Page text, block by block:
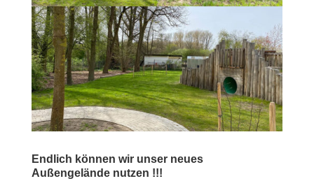
Endlich können wir unser neues
Außengelände nutzen !!!